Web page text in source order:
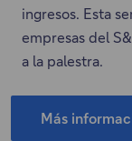
ingresos. Esta
empresas del
a la palestra.
Más
Este